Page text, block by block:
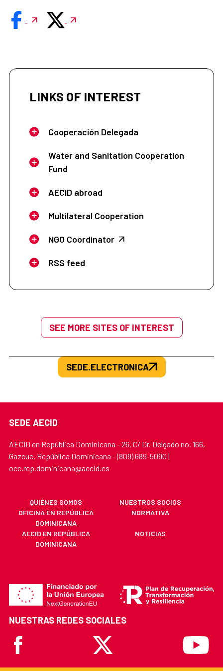
LINKS OF INTEREST
Cooperación Delegada
Water and Sanitation Cooperation
Fund
AECID abroad
Multilateral Cooperation
NGO Coordinator
RSS feed
SEE MORE SITES OF INTEREST
SEDE.ELECTRONICA
SEDE AECID
AECID en República Dominicana - 26, C/ Dr. Delgado no. 166,
Gazcue, República Dominicana - (809) 689-5090 |
oce.rep.dominicana@aecid.es
QUIÉNES SOMOS
NUESTROS SOCIOS
OFICINA EN REPÚBLICA
DOMINICANA
NORMATIVA
AECID EN REPÚBLICA
DOMINICANA
NOTICIAS
NUESTRAS REDES SOCIALES
Facebook
X Youtube